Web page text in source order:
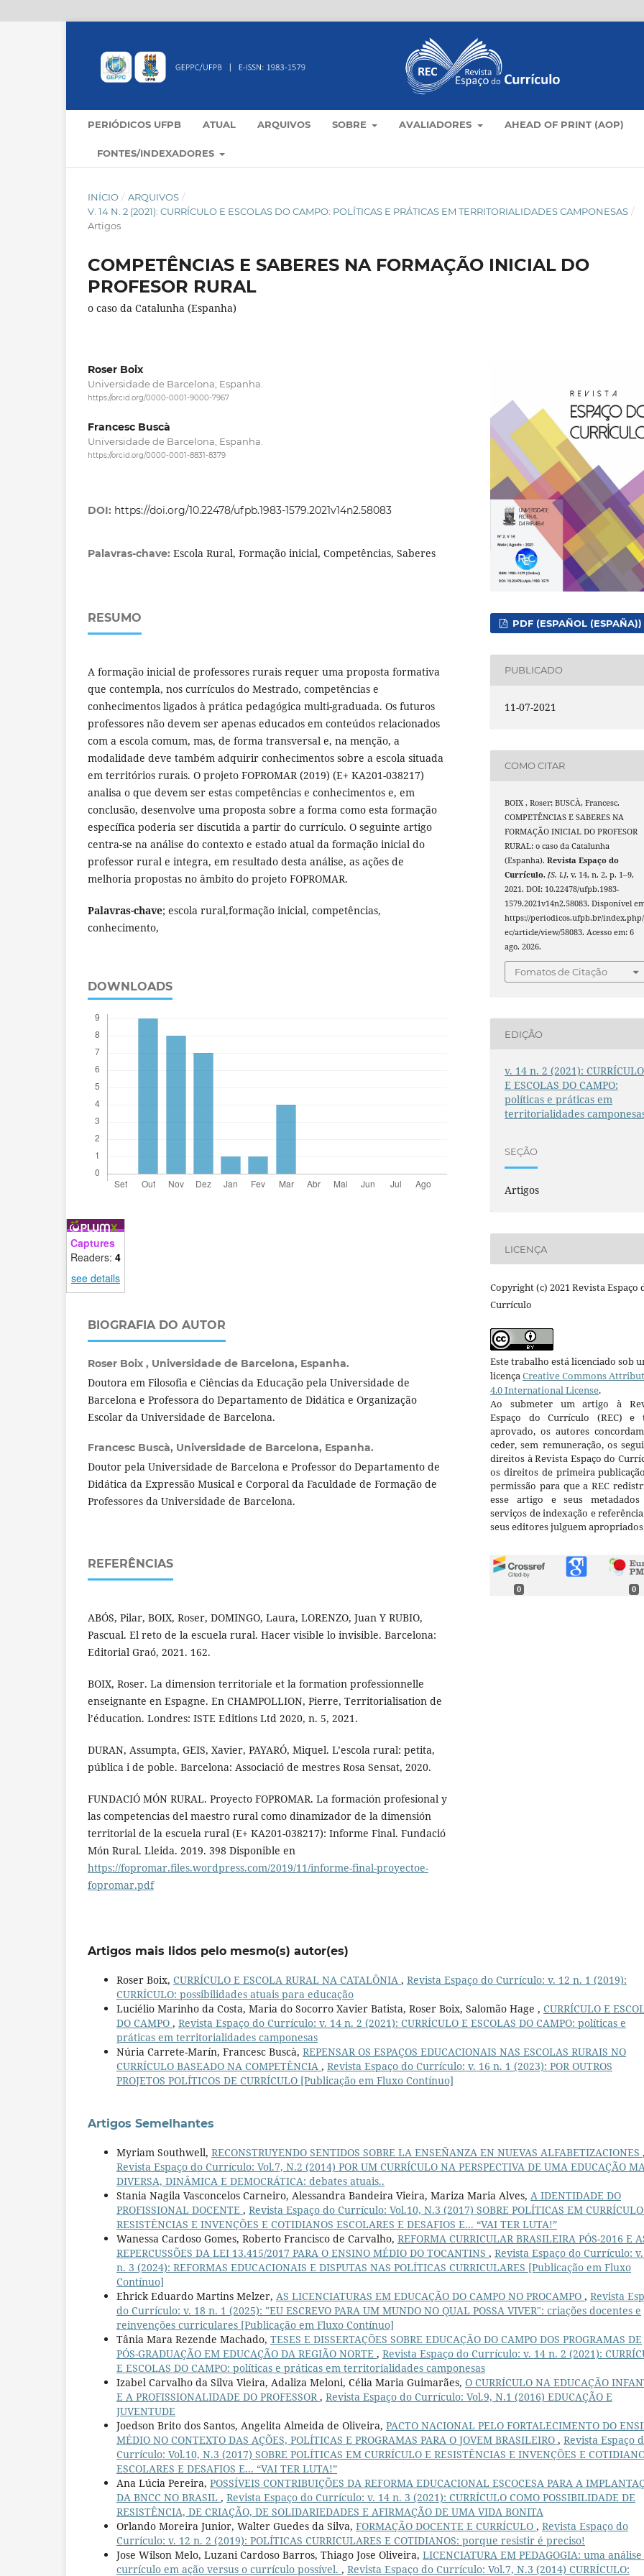
PERIÓDICOS UFPB ATUAL ARQUIVOS SOBRE AVALIADORES AHEAD OF PRINT (AOP)
FONTES/INDEXADORES
INÍCIO / ARQUIVOS /
V. 14 N. 2 (2021): CURRÍCULO E ESCOLAS DO CAMPO: POLÍTICAS E PRÁTICAS EM TERRITORIALIDADES CAMPONESAS /
Artigos
COMPETÊNCIAS E SABERES NA FORMAÇÃO INICIAL DO
PROFESOR RURAL
o caso da Catalunha (Espanha)
Roser Boix
Universidade de Barcelona, Espanha.
https://orcid.org/0000-0001-9000-7967
Francesc Buscà
Universidade de Barcelona, Espanha.
https://orcid.org/0000-0001-8831-8379
DOI: https://doi.org/10.22478/ufpb.1983-1579.2021v14n2.58083
Palavras-chave: Escola Rural, Formação inicial, Competências, Saberes
RESUMO
A formação inicial de professores rurais requer uma proposta formativa
que contempla, nos currículos do Mestrado, competências e
conhecimentos ligados à prática pedagógica multi-graduada. Os futuros
professores não devem ser apenas educados em conteúdos relacionados
com a escola comum, mas, de forma transversal e, na menção, a
modalidade deve também adquirir conhecimentos sobre a escola situada
em territórios rurais. O projeto FOPROMAR (2019) (E+ KA201-038217)
analisa o que devem ser estas competências e conhecimentos e, em
conclusão, desenvolve uma proposta sobre a forma como esta formação
específica poderia ser discutida a partir do currículo. O seguinte artigo
centra-se na análise do contexto e estado atual da formação inicial do
professor rural e integra, em resultado desta análise, as ações de
melhoria propostas no âmbito do projeto FOPROMAR.
Palavras-chave; escola rural,formação inicial, competências,
conhecimento,
DOWNLOADS
Captures
Readers: 4
see details
BIOGRAFIA DO AUTOR
Roser Boix , Universidade de Barcelona, Espanha.
Doutora em Filosofia e Ciências da Educação pela Universidade de
Barcelona e Professora do Departamento de Didática e Organização
Escolar da Universidade de Barcelona.
Francesc Buscà, Universidade de Barcelona, Espanha.
Doutor pela Universidade de Barcelona e Professor do Departamento de
Didática da Expressão Musical e Corporal da Faculdade de Formação de
Professores da Universidade de Barcelona.
REFERÊNCIAS
ABÓS, Pilar, BOIX, Roser, DOMINGO, Laura, LORENZO, Juan Y RUBIO,
Pascual. El reto de la escuela rural. Hacer visible lo invisible. Barcelona:
Editorial Graó, 2021. 162.
BOIX, Roser. La dimension territoriale et la formation professionnelle
enseignante en Espagne. En CHAMPOLLION, Pierre, Territorialisation de
l’éducation. Londres: ISTE Editions Ltd 2020, n. 5, 2021.
DURAN, Assumpta, GEIS, Xavier, PAYARÓ, Miquel. L’escola rural: petita,
pública i de poble. Barcelona: Associació de mestres Rosa Sensat, 2020.
FUNDACIÓ MÓN RURAL. Proyecto FOPROMAR. La formación profesional y
las competencias del maestro rural como dinamizador de la dimensión
territorial de la escuela rural (E+ KA201-038217): Informe Final. Fundació
Món Rural. Lleida. 2019. 398 Disponible en
https://fopromar.files.wordpress.com/2019/11/informe-final-proyectoe-
fopromar.pdf
PDF (ESPAÑOL (ESPAÑA))
PUBLICADO
11-07-2021
COMO CITAR
BOIX , Roser; BUSCÀ, Francesc.
COMPETÊNCIAS E SABERES NA
FORMAÇÃO INICIAL DO PROFESOR
RURAL: o caso da Catalunha
(Espanha).Revista Espaço do
Currículo,[S. l.], v. 14, n. 2, p. 1–9,
2021. DOI: 10.22478/ufpb.1983-
1579.2021v14n2.58083. Disponível
https://periodicos.ufpb.br/
ec/article/view/58083. Acesso em: 6
ago. 2026.
Fomatos de Citação
EDIÇÃO
v. 14 n. 2 (2021): CURRÍCULO
E ESCOLAS DO CAMPO:
políticas e práticas em
territorialidades
SEÇÃO
Artigos
LICENÇA
Copyright (c) 2021 Revista Espaço
Currículo
Este trabalho está licenciado sob
licença Creative Commons
4.0 International License.
Ao submeter um artigo à
Espaço do Currículo (REC) e
aprovado, os autores
ceder, sem remuneração, os
direitos à Revista Espaço do
os direitos de primeira
permissão para que a REC
esse artigo e seus metadados
serviços de indexação e
seus editores julguem
0 0
Artigos mais lidos pelo mesmo(s) autor(es)
Roser Boix, CURRÍCULO E ESCOLA RURAL NA CATALÔNIA , Revista Espaço do Currículo: v. 12 n. 1 (2019):
CURRÍCULO: possibilidades atuais para educação
Luciélio Marinho da Costa, Maria do Socorro Xavier Batista, Roser Boix, Salomão Hage , CURRÍCULO E
DO CAMPO , Revista Espaço do Currículo: v. 14 n. 2 (2021): CURRÍCULO E ESCOLAS DO CAMPO: políticas e
práticas em territorialidades camponesas
Núria Carrete-Marín, Francesc Buscà, REPENSAR OS ESPAÇOS EDUCACIONAIS NAS ESCOLAS RURAIS NO
CURRÍCULO BASEADO NA COMPETÊNCIA , Revista Espaço do Currículo: v. 16 n. 1 (2023): POR OUTROS
PROJETOS POLÍTICOS DE CURRÍCULO [Publicação em Fluxo Contínuo]
Artigos Semelhantes
Myriam Southwell, RECONSTRUYENDO SENTIDOS SOBRE LA ENSEÑANZA EN NUEVAS ALFABETIZACIONES ,
Revista Espaço do Currículo: Vol.7, N.2 (2014) POR UM CURRÍCULO NA PERSPECTIVA DE UMA EDUCAÇÃO
DIVERSA, DINÂMICA E DEMOCRÁTICA: debates atuais..
Stania Nagila Vasconcelos Carneiro, Alessandra Bandeira Vieira, Mariza Maria Alves, A IDENTIDADE DO
PROFISSIONAL DOCENTE , Revista Espaço do Currículo: Vol.10, N.3 (2017) SOBRE POLÍTICAS EM
RESISTÊNCIAS E INVENÇÕES E COTIDIANOS ESCOLARES E DESAFIOS E... “VAI TER LUTA!”
Wanessa Cardoso Gomes, Roberto Francisco de Carvalho, REFORMA CURRICULAR BRASILEIRA PÓS-2016 E
REPERCUSSÕES DA LEI 13.415/2017 PARA O ENSINO MÉDIO DO TOCANTINS , Revista Espaço do Currículo:
n. 3 (2024): REFORMAS EDUCACIONAIS E DISPUTAS NAS POLÍTICAS CURRICULARES [Publicação em Fluxo
Contínuo]
Ehrick Eduardo Martins Melzer, AS LICENCIATURAS EM EDUCAÇÃO DO CAMPO NO PROCAMPO , Revista
do Currículo: v. 18 n. 1 (2025): "EU ESCREVO PARA UM MUNDO NO QUAL POSSA VIVER": criações docentes e
reinvenções curriculares [Publicação em Fluxo Contínuo]
Tânia Mara Rezende Machado, TESES E DISSERTAÇÕES SOBRE EDUCAÇÃO DO CAMPO DOS PROGRAMAS DE
PÓS-GRADUAÇÃO EM EDUCAÇÃO DA REGIÃO NORTE , Revista Espaço do Currículo: v. 14 n. 2 (2021):
E ESCOLAS DO CAMPO: políticas e práticas em territorialidades camponesas
Izabel Carvalho da Silva Vieira, Adaliza Meloni, Célia Maria Guimarães, O CURRÍCULO NA EDUCAÇÃO
E A PROFISSIONALIDADE DO PROFESSOR , Revista Espaço do Currículo: Vol.9, N.1 (2016) EDUCAÇÃO E
JUVENTUDE
Joedson Brito dos Santos, Angelita Almeida de Oliveira, PACTO NACIONAL PELO FORTALECIMENTO DO
MÉDIO NO CONTEXTO DAS AÇÕES, POLÍTICAS E PROGRAMAS PARA O JOVEM BRASILEIRO , Revista Espaço
Currículo: Vol.10, N.3 (2017) SOBRE POLÍTICAS EM CURRÍCULO E RESISTÊNCIAS E INVENÇÕES E
ESCOLARES E DESAFIOS E... “VAI TER LUTA!”
Ana Lúcia Pereira, POSSÍVEIS CONTRIBUIÇÕES DA REFORMA EDUCACIONAL ESCOCESA PARA A
DA BNCC NO BRASIL , Revista Espaço do Currículo: v. 14 n. 3 (2021): CURRÍCULO COMO POSSIBILIDADE DE
RESISTÊNCIA, DE CRIAÇÃO, DE SOLIDARIEDADES E AFIRMAÇÃO DE UMA VIDA BONITA
Orlando Moreira Junior, Walter Guedes da Silva, FORMAÇÃO DOCENTE E CURRÍCULO , Revista Espaço do
Currículo: v. 12 n. 2 (2019): POLÍTICAS CURRICULARES E COTIDIANOS: porque resistir é preciso!
Jose Wilson Melo, Luzani Cardoso Barros, Thiago Jose Oliveira, LICENCIATURA EM PEDAGOGIA: uma
currículo em ação versus o currículo possível. , Revista Espaço do Currículo: Vol.7, N.3 (2014) CURRÍCULO: